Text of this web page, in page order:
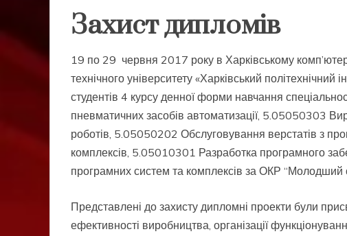
Захист дипломів
19 по 29 червня 2017 року в Харківському
технічного університету «Харківський політехнічний
студентів 4 курсу денної форми навчання
пневматичних засобів автоматизації, 5.05050303
роботів, 5.05050202 Обслуговування верстатів з
комплексів, 5.05010301 Разработка програмного
програмних систем та комплексів за ОКР “Молодший
Представлені до захисту дипломні проекти були
ефективності виробництва, організації